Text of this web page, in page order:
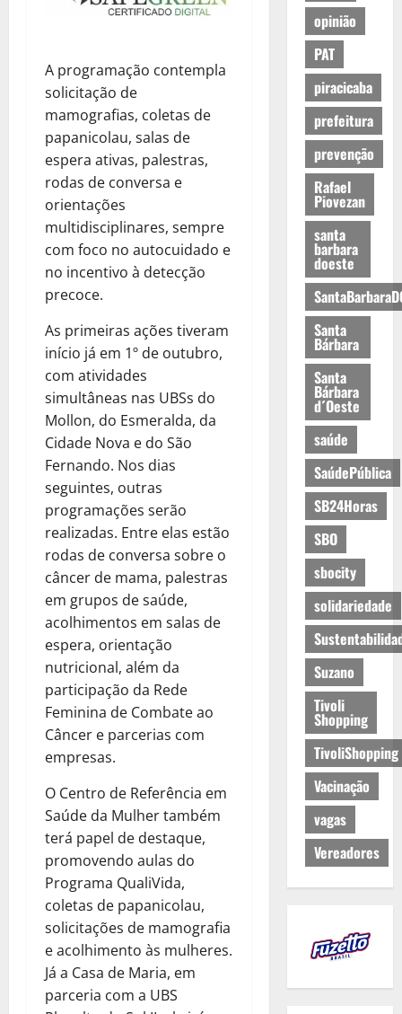
A programação contempla
solicitação de
mamografias, coletas de
papanicolau, salas de
espera ativas, palestras,
rodas de conversa e
orientações
multidisciplinares, sempre
com foco no autocuidado e
no incentivo à detecção
precoce.
As primeiras ações tiveram
início já em 1º de outubro,
com atividades
simultâneas nas UBSs do
Mollon, do Esmeralda, da
Cidade Nova e do São
Fernando. Nos dias
seguintes, outras
programações serão
realizadas. Entre elas estão
rodas de conversa sobre o
câncer de mama, palestras
em grupos de saúde,
acolhimentos em salas de
espera, orientação
nutricional, além da
participação da Rede
Feminina de Combate ao
Câncer e parcerias com
empresas.
O Centro de Referência em
Saúde da Mulher também
terá papel de destaque,
promovendo aulas do
Programa QualiVida,
coletas de papanicolau,
solicitações de mamografia
e acolhimento às mulheres.
Já a Casa de Maria, em
parceria com a UBS
opinião
PAT
piracicaba
prefeitura
prevenção
Rafael
Piovezan
santa
barbara
doeste
Santa
Bárbara
Santa
Bárbara
d´Oeste
saúde
SaúdePública
SB24Horas
SBO
sbocity
solidariedade
Suzano
Tivoli
Shopping
TivoliShopping
Vacinação
vagas
Vereadores